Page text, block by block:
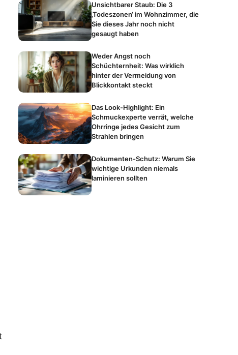
Unsichtbarer Staub: Die 3
‚Todeszonen‘ im Wohnzimmer, die
Sie dieses Jahr noch nicht
gesaugt haben
Weder Angst noch
Schüchternheit: Was wirklich
hinter der Vermeidung von
Blickkontakt steckt
Das Look-Highlight: Ein
Schmuckexperte verrät, welche
Ohrringe jedes Gesicht zum
Strahlen bringen
Dokumenten-Schutz: Warum Sie
wichtige Urkunden niemals
laminieren sollten